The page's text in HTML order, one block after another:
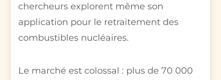
chercheurs explorent même son
application pour le retraitement des
combustibles nucléaires.
Le marché est colossal : plus de 70 000